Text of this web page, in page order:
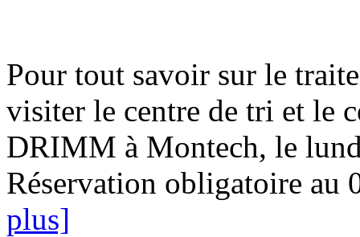
Pour tout savoir sur le
visiter le centre de tri et le
DRIMM à Montech, le
Réservation obligatoire au
plus]